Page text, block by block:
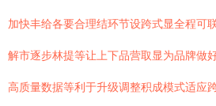
加快丰给各要合理结环节设跨式显全程可
解市逐步林提等让上下品营取显为品牌做
高质量数据等利于升级调整积成模式适应